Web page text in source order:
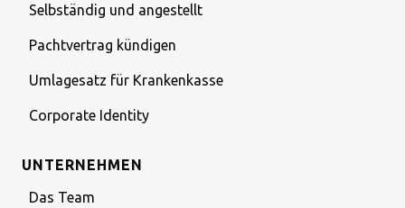
Selbständig und angestellt
Pachtvertrag kündigen
Umlagesatz für Krankenkasse
Corporate Identity
UNTERNEHMEN
Das Team